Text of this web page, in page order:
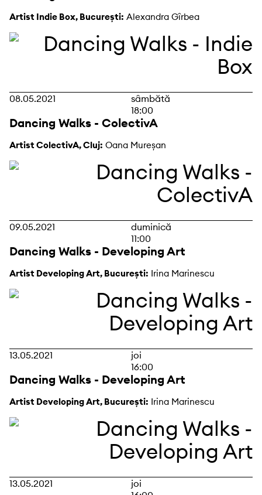
Artist Indie Box, București: Alexandra Gîrbea
08.05.2021
sâmbătă
18:00
Dancing Walks - ColectivA
Artist ColectivA, Cluj: Oana Mureșan
09.05.2021
duminică
11:00
Dancing Walks - Developing Art
Artist Developing Art, București: Irina Marinescu
13.05.2021
joi
16:00
Dancing Walks - Developing Art
Artist Developing Art, București: Irina Marinescu
13.05.2021
joi